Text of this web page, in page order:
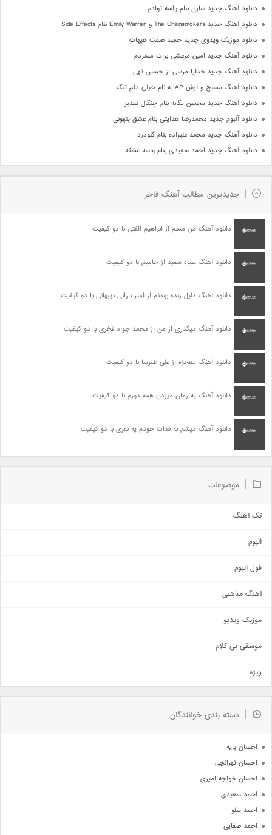
دانلود آهنگ جدید سارن بنام واسه تولدم
دانلود آهنگ جدید The Chainsmokers و Emily Warren بنام Side Effects
دانلود موزیک ویدوی جدید حمید صفت هیهات
دانلود آهنگ جدید امین مرعشی برات میمردم
دانلود آهنگ جدید خدایا مرسی از حسین تهی
دانلود آهنگ مسیح و آرش AP به نام خیلی دلم تنگه
دانلود آهنگ جدید محسن یگانه بنام چنگال تقدیر
دانلود آلبوم جدید محمدرضا هدایتی بنام عشق پنهونی
دانلود آهنگ جدید محمد علیزاده بنام گلودرد
دانلود آهنگ جدید احمد سعیدی بنام واسه عشقه
جدیدترین مطالب آهنگ فاخر
دانلود آهنگ من مسم از ابراهیم الفتی با دو کیفیت
دانلود آهنگ سیاه سفید از حامیم با دو کیفیت
دانلود آهنگ دلیل زنده بودنم از امیر بارانی بهبهانی با دو کیفیت
دانلود آهنگ میگذری از من از محمد جواد فخری با دو کیفیت
دانلود آهنگ معجزه از علی طبرسا با دو کیفیت
دانلود آهنگ یه زمان میزدن همه دورم با دو کیفیت
دانلود آهنگ میشم به فدات خودم یه نفری با دو کیفیت
موضوعات
تک آهنگ
اجتماعی
حماسی
سنتی
اهنگ بندرعباسی
دمو
مذهبی
جدیدترین ها
البوم
فول البوم
آهنگ مذهبی
موزیک ویدیو
موسقی بی کلام
ویژه
دسته بندی خوانندگان
احسان پایه
احسان تهرانچی
احسان خواجه امیری
احمد سعیدی
احمد سلو
احمد صفایی